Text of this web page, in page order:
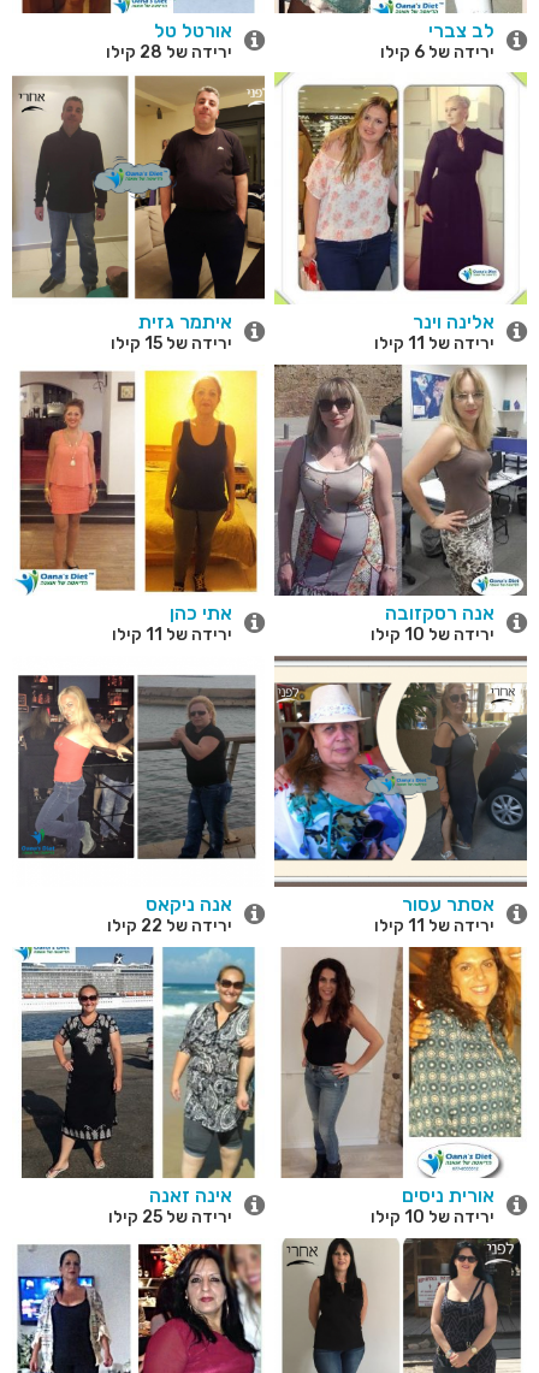
לב צברי
ירידה של 6 קילו
אורטל טל
ירידה של 28 קילו
אלינה וינר
ירידה של 11 קילו
איתמר גזית
ירידה של 15 קילו
אנה רסקזובה
ירידה של 10 קילו
אתי כהן
ירידה של 11 קילו
אסתר עסור
ירידה של 11 קילו
אנה ניקאס
ירידה של 22 קילו
אורית ניסים
ירידה של 10 קילו
אינה זאנה
ירידה של 25 קילו